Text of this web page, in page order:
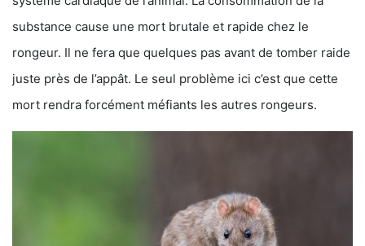
substance cause une mort brutale et rapide chez le
rongeur. Il ne fera que quelques pas avant de tomber raide
juste près de l’appât. Le seul problème ici c’est que cette
mort rendra forcément méfiants les autres rongeurs.